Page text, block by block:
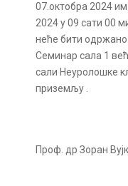
07.октобра 2024
2024 у 09 сати 00
неће бити
Семинар сала 1
сали Неуролошке
приземљу .
Проф. др Зоран